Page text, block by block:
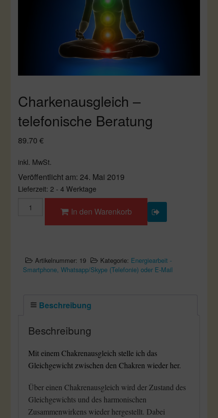
Charkenausgleich –
telefonische Beratung
89.70€
inkl. MwSt.
Veröffentlicht am: 24. Mai 2019
Lieferzeit:2 - 4 Werktage
telefonische
In den Warenkorb
Artikelnummer: 19 Kategorie: Energiearbeit -
Smartphone, Whatsapp/Skype (Telefonie) oder E-Mail
Beschreibung
Beschreibung
Mit einem Chakrenausgleich stelle ich das
Gleichgewicht zwischen den Chakren wieder her.
Über einen Chakrenausgleich wird der Zustand des
Gleichgewichts und des harmonischen
Zusammenwirkens wieder hergestellt. Dabei